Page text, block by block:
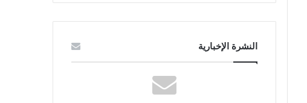
النشرة الإخبارية